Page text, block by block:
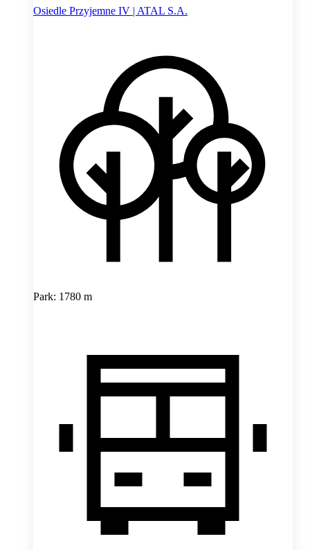
Osiedle Przyjemne IV | ATAL S.A.
Park: 1780 m